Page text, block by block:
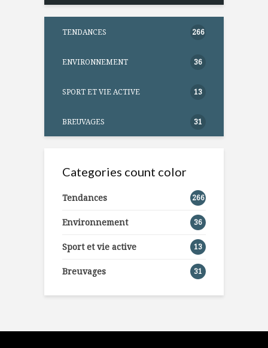
TENDANCES 266
ENVIRONNEMENT 36
SPORT ET VIE ACTIVE 13
BREUVAGES 31
Categories count color
Tendances 266
Environnement 36
Sport et vie active 13
Breuvages 31